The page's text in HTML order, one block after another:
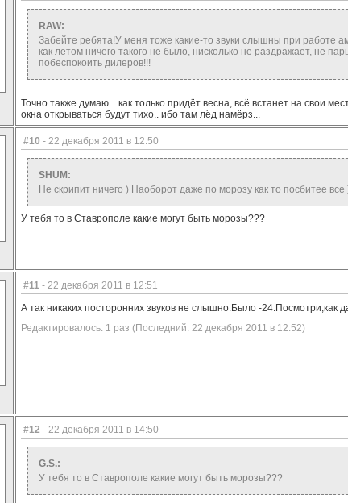
RAW:
Забейте ребята!У меня тоже какие-то звуки слышны при работе
как летом ничего такого не было, нисколько не раздражает, не
побеспокоить дилеров!!!
Точно также думаю... как только придёт весна, всё встанет на свои
окна открываться будут тихо.. ибо там лёд намёрз...
#10 - 22 декабря 2011 в 12:50
SHUM:
Не скрипит ничего ) Наоборот даже по морозу как то посбитее
У тебя то в Ставрополе какие могут быть морозы???
#11 - 22 декабря 2011 в 12:51
А так никаких посторонних звуков не слышно.Было -24.Посмотри,как
Редактировалось: 1 раз (Последний: 22 декабря 2011 в 12:52)
#12 - 22 декабря 2011 в 14:50
G.S.:
У тебя то в Ставрополе какие могут быть морозы???